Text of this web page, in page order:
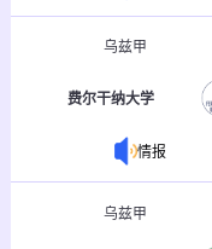
乌兹甲
费尔干纳大学
情报
乌兹甲